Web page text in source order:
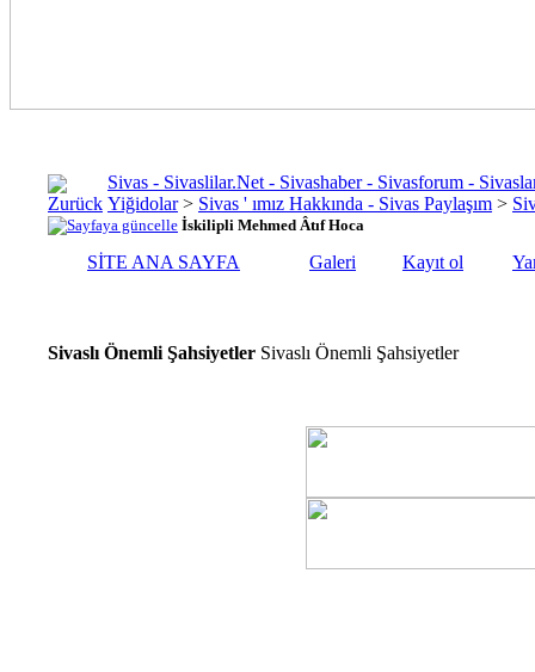
Sivas - Sivaslilar.Net - Sivashaber - Sivasforum -
Yiğidolar > Sivas ' ımız Hakkında - Sivas Paylaşım >
İskilipli Mehmed Âtıf Hoca
SİTE ANA SAYFA Galeri Kayıt ol
Sivaslı Önemli Şahsiyetler Sivaslı Önemli Şahsiyetler